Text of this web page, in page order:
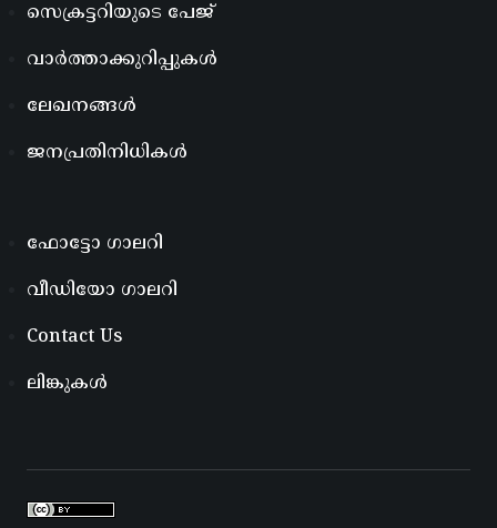
സെക്രട്ടറിയുടെ പേജ്
വാർത്താക്കുറിപ്പുകൾ
ലേഖനങ്ങൾ
ജനപ്രതിനിധികൾ
ഫോട്ടോ ഗാലറി
വീഡിയോ ഗാലറി
Contact Us
ലിങ്കുകൾ